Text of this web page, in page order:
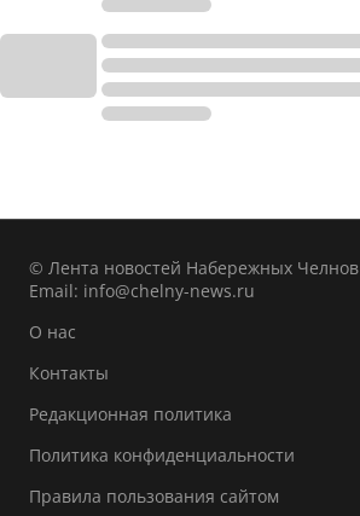
© Лента новостей Набережных Челнов
Email: info@chelny-news.ru
О нас
Контакты
Редакционная политика
Политика конфиденциальности
Правила пользования сайтом